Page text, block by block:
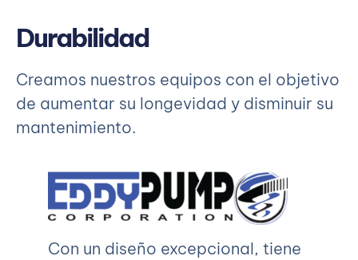
Durabilidad
Creamos nuestros equipos con el objetivo
de aumentar su longevidad y disminuir su
mantenimiento.
Con un diseño excepcional, tiene